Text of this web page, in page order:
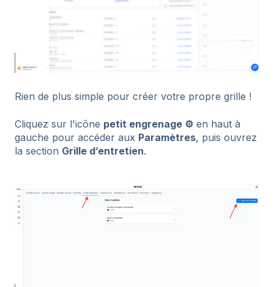
Rien de plus simple pour créer votre propre grille !
Cliquez sur l'icône petit engrenage ⚙️ en haut à
gauche pour accéder aux Paramètres, puis ouvrez
la section Grille d’entretien.